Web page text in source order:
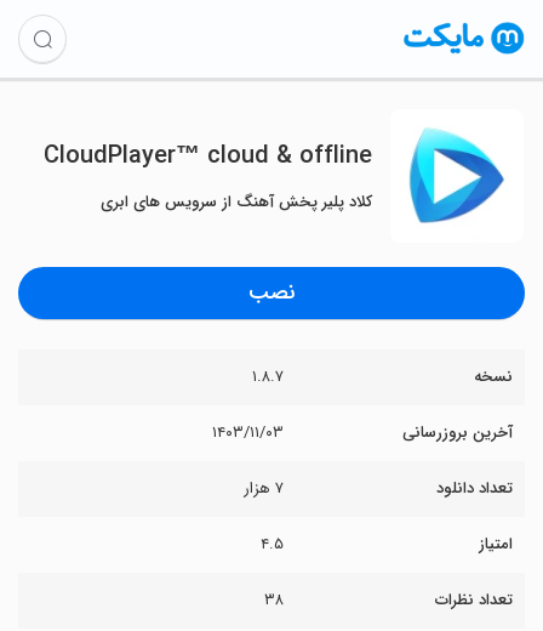
CloudPlayer™ cloud & offline
کلاد پلیر پخش آهنگ از سرویس های ابری
نصب
نسخه ۱.۸.۷
آخرین بروزرسانی ۱۴۰۳/۱۱/۰۳
تعداد دانلود ۷ هزار
امتیاز ۴.۵
تعداد نظرات ۳۸